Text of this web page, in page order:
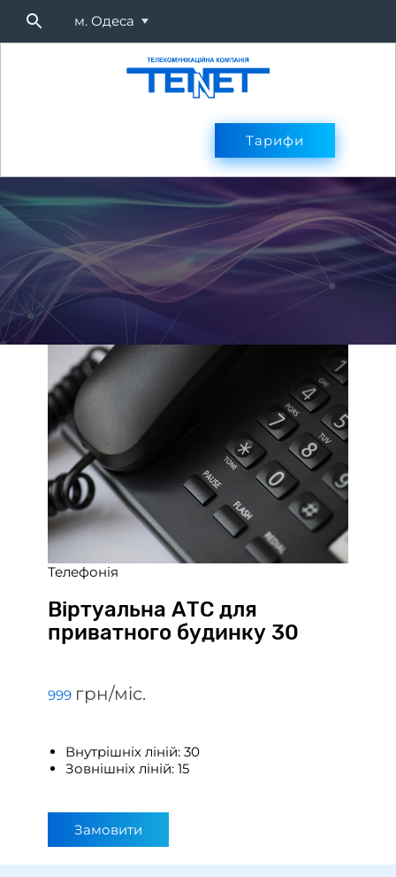
м. Одеса
Оплата
Тарифи
Телефонiя
Віртуальна АТС для
приватного будинку 30
999 грн/мiс.
Внутрішніх ліній: 30
Зовнішніх ліній: 15
Замовити